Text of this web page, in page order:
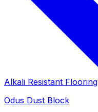
Alkali Resistant Flooring
Odus Dust Block